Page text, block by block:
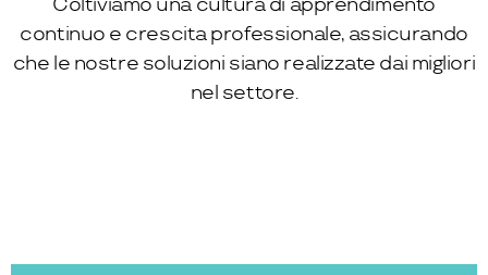
Coltiviamo una cultura di apprendimento
continuo e crescita professionale, assicurando
che le nostre soluzioni siano realizzate dai migliori
nel settore.